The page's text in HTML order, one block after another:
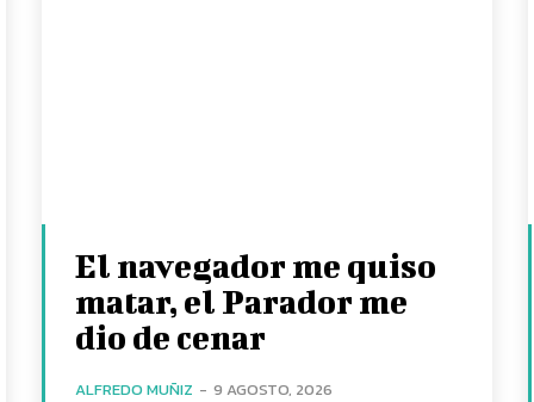
El navegador me quiso
matar, el Parador me
dio de cenar
ALFREDO MUÑIZ - 9 AGOSTO, 2026